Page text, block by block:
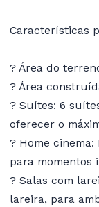
Características
? Área do
? Área
? Suítes: 6
oferecer o
? Home
para momentos
? Salas com
lareira, para